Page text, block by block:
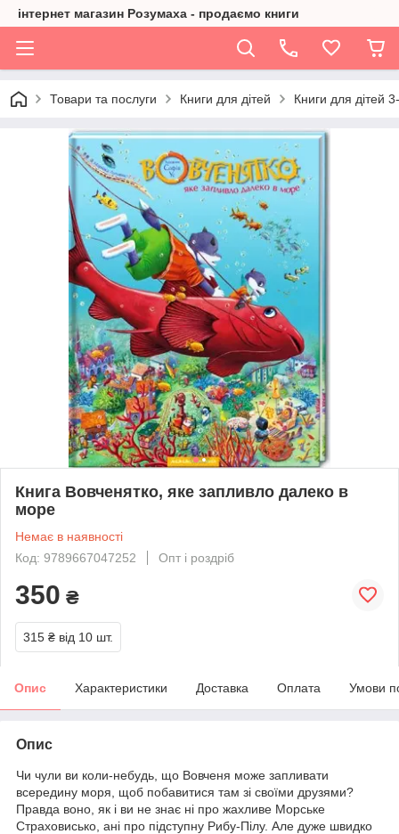
інтернет магазин Розумаха - продаємо книги
Товари та послуги Книги для дітей Книги для дітей
Книга Вовченятко, яке запливло далеко в
море
Немає в наявності
Код: 9789667047252
Опт і роздріб
350 ₴
315 ₴ від 10 шт.
Опис Характеристики Доставка Оплата Умови
Опис
Чи чули ви коли-небудь, що Вовченя може запливати
всередину моря, щоб побавитися там зі своїми друзями?
Правда воно, як і ви не знає ні про жахливе Морське
Страховисько, ані про підступну Рибу-Пілу. Але дуже швидко